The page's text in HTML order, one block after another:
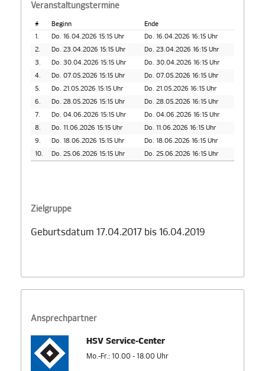
Veranstaltungstermine
# Beginn
Ende
1.
Do. 16.04.2026 15:15 Uhr
Do. 16.04.2026 16:15 Uhr
2.
Do. 23.04.2026 15:15 Uhr
Do. 23.04.2026 16:15 Uhr
3.
Do. 30.04.2026 15:15 Uhr
Do. 30.04.2026 16:15 Uhr
4.
Do. 07.05.2026 15:15 Uhr
Do. 07.05.2026 16:15 Uhr
5.
Do. 21.05.2026 15:15 Uhr
Do. 21.05.2026 16:15 Uhr
6.
Do. 28.05.2026 15:15 Uhr
Do. 28.05.2026 16:15 Uhr
7.
Do. 04.06.2026 15:15 Uhr
Do. 04.06.2026 16:15 Uhr
8.
Do. 11.06.2026 15:15 Uhr
Do. 11.06.2026 16:15 Uhr
9.
Do. 18.06.2026 15:15 Uhr
Do. 18.06.2026 16:15 Uhr
10.
Do. 25.06.2026 15:15 Uhr Do. 25.06.2026 16:15 Uhr
Zielgruppe
Geburtsdatum 17.04.2017 bis 16.04.2019
Ansprechpartner
HSV Service-Center
Mo.-Fr.: 10.00 - 18.00 Uhr